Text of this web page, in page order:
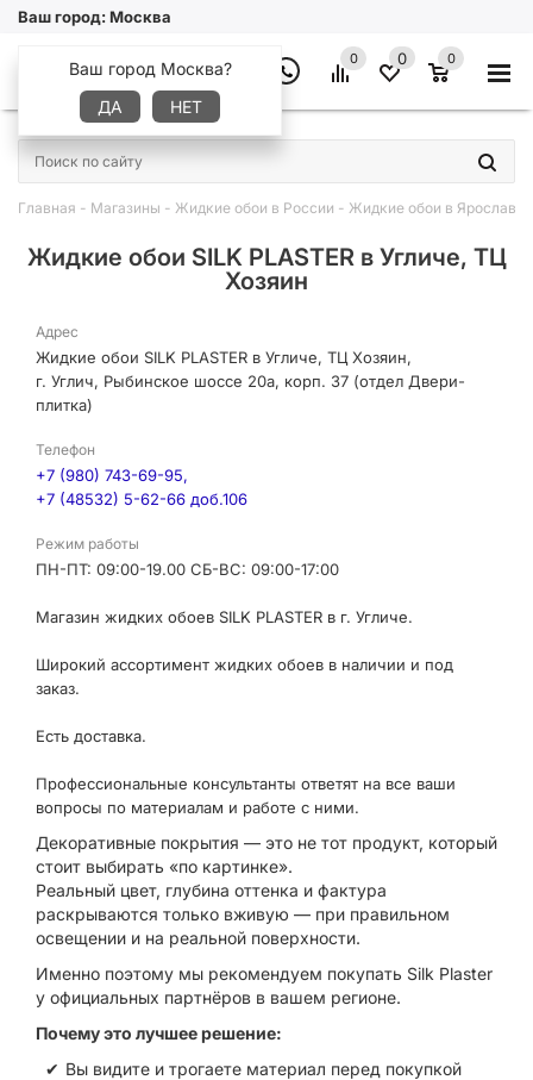
Ваш город:Москва
Ваш город Москва?
ДА
НЕТ
0 0 0
×
Главная - Магазины - Жидкие обои в России - Жидкие обои в
Жидкие обои SILK PLASTER в Угличе, ТЦ
Хозяин
Адрес
Жидкие обои SILK PLASTER в Угличе, ТЦ Хозяин,
г. Углич, Рыбинское шоссе 20а, корп. 37 (отдел Двери-
плитка)
Телефон
+7 (980) 743-69-95,
+7 (48532) 5-62-66 доб.106
Режим работы
ПН-ПТ: 09:00-19.00 СБ-ВС: 09:00-17:00
Магазин жидких обоев SILK PLASTER в г. Угличе.
Широкий ассортимент жидких обоев в наличии и под
заказ.
Есть доставка.
Профессиональные консультанты ответят на все ваши
вопросы по материалам и работе с ними.
Декоративные покрытия — это не тот продукт, который
стоит выбирать «по картинке».
Реальный цвет, глубина оттенка и фактура
раскрываются только вживую — при правильном
освещении и на реальной поверхности.
Именно поэтому мы рекомендуем покупать Silk Plaster
у официальных партнёров в вашем регионе.
Почему это лучшее решение:
Вы видите и трогаете материал перед покупкой